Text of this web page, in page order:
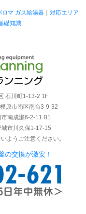
ロマ ガス給湯器｜ 対応エリア
礎知識
石川町1-13-2 1F
原市南区南台3-9-32
南成瀬6-2-11 B1
市川久保1-17-15
ようご注意ください。
の交換が激安！